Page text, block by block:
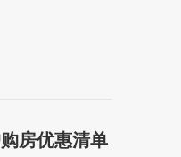
房优惠清单